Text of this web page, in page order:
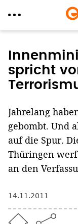
zum
Inhalt
spricht
Jahrelang
gebombt. Und
auf die Spur.
Thüringen
an den
14.11.2011